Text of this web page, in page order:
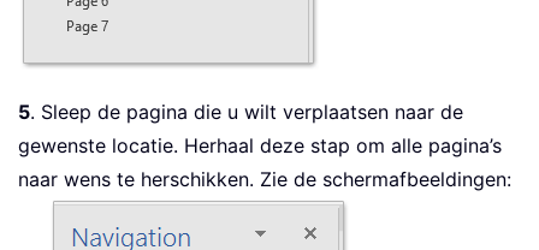
5. Sleep de pagina die u wilt verplaatsen naar de
gewenste locatie. Herhaal deze stap om alle pagina’s
naar wens te herschikken. Zie de schermafbeeldingen: